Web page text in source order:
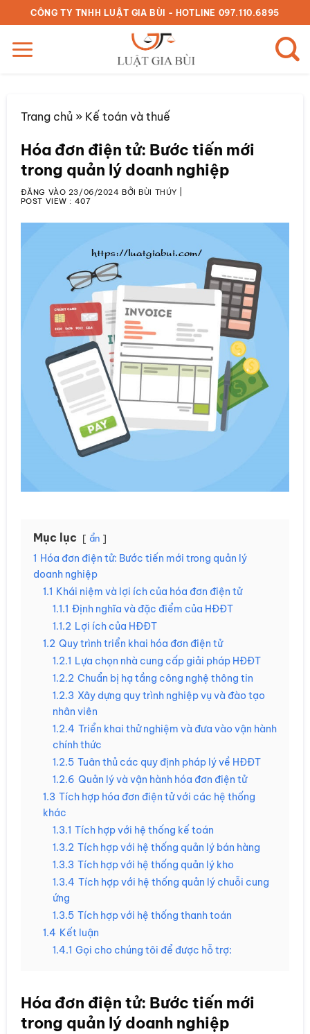
qua
nội
dung
CÔNG TY TNHH LUẬT GIA BÙI - HOTLINE 097.110.6895
Trang chủ» Kế toán và thuế
Hóa đơn điện tử: Bước tiến mới
trong quản lý doanh nghiệp
ĐĂNG VÀO 23/06/2024 BỞIBÙI THÚY
POST VIEW : 407
Mục lục ẩn
1 Hóa đơn điện tử: Bước tiến mới trong quản lý
doanh nghiệp
1.1 Khái niệm và lợi ích của hóa đơn điện tử
1.1.1 Định nghĩa và đặc điểm của HĐĐT
1.1.2 Lợi ích của HĐĐT
1.2 Quy trình triển khai hóa đơn điện tử
1.2.1 Lựa chọn nhà cung cấp giải pháp HĐĐT
1.2.2 Chuẩn bị hạ tầng công nghệ thông tin
1.2.3 Xây dựng quy trình nghiệp vụ và đào tạo
nhân viên
1.2.4 Triển khai thử nghiệm và đưa vào vận hành
chính thức
1.2.5 Tuân thủ các quy định pháp lý về HĐĐT
1.2.6 Quản lý và vận hành hóa đơn điện tử
1.3 Tích hợp hóa đơn điện tử với các hệ thống
khác
1.3.1 Tích hợp với hệ thống kế toán
1.3.2 Tích hợp với hệ thống quản lý bán hàng
1.3.3 Tích hợp với hệ thống quản lý kho
1.3.4 Tích hợp với hệ thống quản lý chuỗi cung
ứng
1.3.5 Tích hợp với hệ thống thanh toán
1.4 Kết luận
1.4.1 Gọi cho chúng tôi để được hỗ trợ:
Hóa đơn điện tử: Bước tiến mới
trong quản lý doanh nghiệp